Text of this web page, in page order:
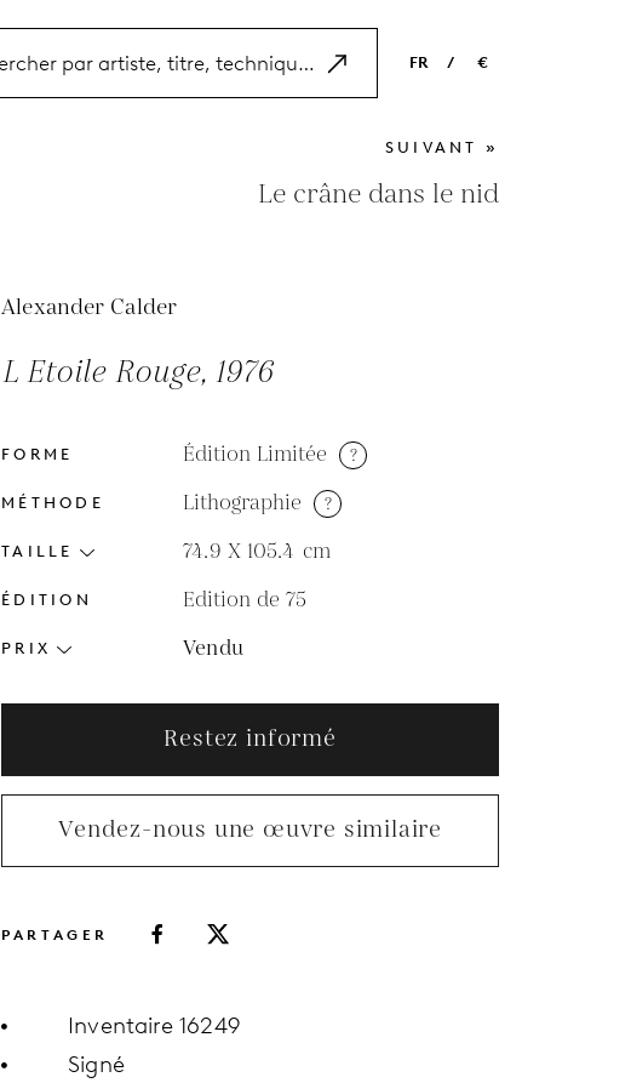
FR
NL
ES
/ €
EUR
GBP
SUIVANT »
Le crâne dans le nid
Alexander Calder
L Etoile Rouge, 1976
FORME Édition Limitée ?
MÉTHODE Lithographie ?
TAILLE 74.9 X 105.4 cm
ÉDITION Edition de 75
PRIX Vendu
Restez informé
Vendez-nous une œuvre similaire
PARTAGER
Inventaire 16249
Signé